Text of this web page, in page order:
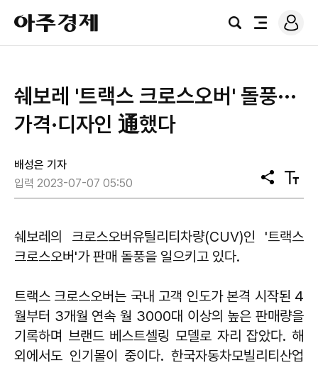
아
주
경
검
전
로
그
쉐보레 '트랙스 크로스오버' 돌풍···
가격·디자인 通했다
배성은 기자
입력 2023-07-07 05:50
공
유
텍
스
기
쉐보레의 크로스오버유틸리티차량(CUV)인 '트랙스
크로스오버'가 판매 돌풍을 일으키고 있다.
트랙스 크로스오버는 국내 고객 인도가 본격 시작된 4
월부터 3개월 연속 월 3000대 이상의 높은 판매량을
기록하며 브랜드 베스트셀링 모델로 자리 잡았다. 해
외에서도 인기몰이 중이다. 한국자동차모빌리티산업